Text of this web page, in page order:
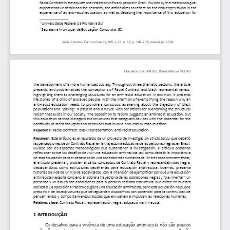
Racial Contract in the educational trajectory of black people in Brazil. Guided by the methodological
aspects that underpinned the research, the article aims to reflect on the challenges found in the
experience of an anti-racist education, as well as debating the importance of this education for
1 Universidade Federal da Fronteira Sul
2 Secretaria Municipal de Educação - Concordia, SC.
Série-Estudos, Campo Grande, MS, v. 29, n. 66, p. 189-208, maio/ago. 2024
Claudecir dos SANTOS; Bruna Marcos VELHO
the development of a more humanized society. Throughout three thematic sections, the article
presents and problematizes the conceptions of Racial Contract and black representativeness,
highlighting them as challenging structures for an anti-racist education. In addition, it presents
life stories of a child of enslaved people, with the intention of exemplifying the reason why an
anti-racist education needs to provoke a conscious awakening about the trajectory of black
populations and “paving” a present and a future with conditions for overcoming the structural
racism that exists in our society. The opposition to racism suggests an anti-racist education, but
this education cannot disregard the structures that safeguard devices with the potential for the
continuity of racist thoughts and behaviors that involve and lead human relations.
Keywords: Racial Contract; black representation; anti-racist education.
Resumen: Este artículo es el resultado de un proyecto de investigación stricto sensu que debatió
las percepciones de un Contrato Racial en la trayectoria educativa de las personas negras en Brasil.
Guiado por los aspectos metodológicos que sustentaron la investigación, el artículo pretende
reflexionar sobre los desafíos de vivir una educación antirracista, así como debatir la importancia
de esta educación para el desarrollo de una sociedad más humanizada. En tres secciones temáticas,
el artículo presenta y problematiza los conceptos de Contrato Racial y representatividad negra,
destacándolos como estructuras desafiantes para educación antirracista. Además, presenta
historias de vida de un hijo de esclavizados, con la intención de ejemplificar por qué una educación
antirracista necesita concienciar sobre la trayectoria de las poblaciones negras y “pavimentar” un
presente y un futuro con condiciones para superar el racismo estructural que existe en nuestra
sociedad. La oposición al racismo sugiere una educación antirracista, pero esta educación no puede
prescindir de las estructuras que salvaguardan dispositivos con potencial para la continuidad de
pensamientos y comportamientos racistas que envuelven e impulsan las relaciones humanas.
Palabras clave: Contrato Racial; representación negra; educación antirracista.
1 INTRODUÇÃO
Os desafios para a vivência de uma educação antirracista não são poucos